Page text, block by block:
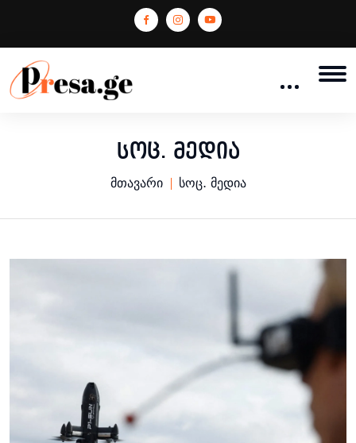
სოც. მედია
მთავარი სოც. მედია